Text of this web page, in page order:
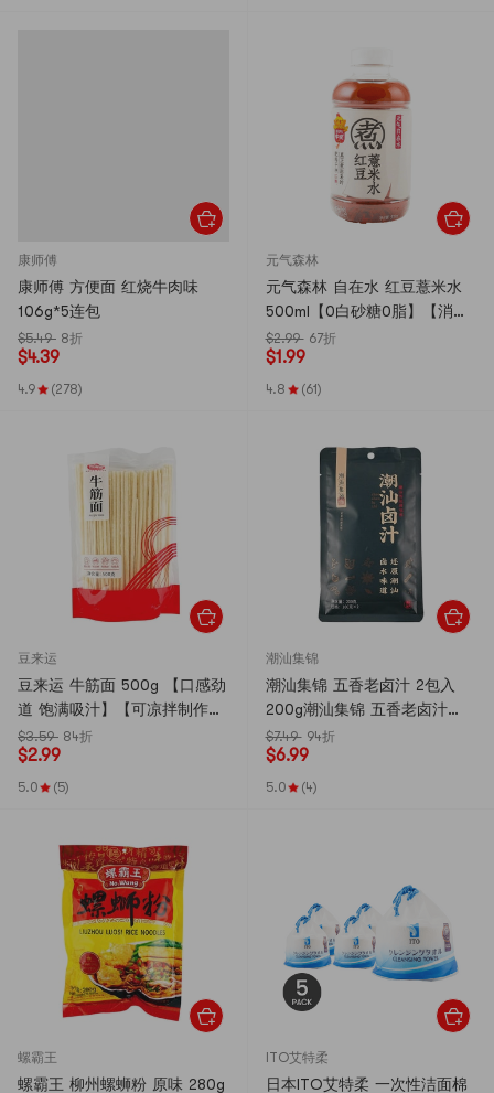
康师傅
康师傅 方便面 红烧牛肉味
106g*5连包
$5.49 8折
$4.39
4.9 (278)
元气森林
元气森林 自在水 红豆薏米水
500ml【0白砂糖0脂】【消肿
祛湿神器】【新旧包装随机
发】
$2.99 67折
$1.99
4.8 (61)
豆来运
豆来运 牛筋面 500g 【口感劲
道 饱满吸汁】【可凉拌制作辣
条】
$3.59 84折
$2.99
5.0 (5)
潮汕集锦
潮汕集锦 五香老卤汁 2包入
200g潮汕集锦 五香老卤汁
100g*2包装【老广特色】【卤
鹅卤牛肉卤料包】
$7.49 94折
$6.99
5.0 (4)
螺霸王
螺霸王 柳州螺蛳粉 原味 280g
ITO艾特柔
日本ITO艾特柔 一次性洁面棉